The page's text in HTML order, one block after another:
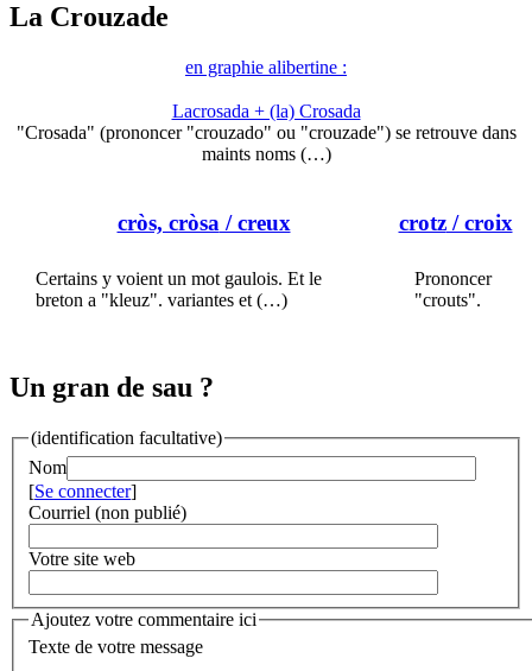
La Crouzade
en graphie alibertine :
Lacrosada + (la) Crosada
"Crosada" (prononcer "crouzado" ou "crouzade") se retrouve dans
maints noms (…)
cròs, cròsa / creux
Certains y voient un mot gaulois. Et le
breton a "kleuz". variantes et (…)
crotz/ croix
Prononcer
"crouts".
Un gran de sau ?
(identification facultative)
Nom
[Se connecter]
Courriel (non publié)
Votre site web
Ajoutez votre commentaire ici
Texte de votre message